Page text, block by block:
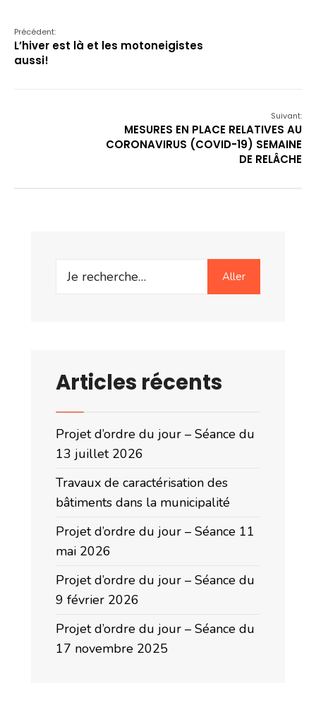
Précédent:
L’hiver est là et les motoneigistes
aussi!
Suivant:
MESURES EN PLACE RELATIVES AU
CORONAVIRUS (COVID-19) SEMAINE
DE RELÂCHE
Search
Aller
Articles récents
Projet d’ordre du jour – Séance du
13 juillet 2026
Travaux de caractérisation des
bâtiments dans la municipalité
Projet d’ordre du jour – Séance 11
mai 2026
Projet d’ordre du jour – Séance du
9 février 2026
Projet d’ordre du jour – Séance du
17 novembre 2025